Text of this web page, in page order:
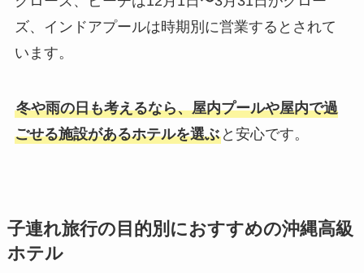
ズ、インドアプールは時期別に営業するとされて
います。
冬や雨の日も考えるなら、屋内プールや屋内で過
ごせる施設があるホテルを選ぶと安心です。
子連れ旅行の目的別におすすめの沖縄高級
ホテル